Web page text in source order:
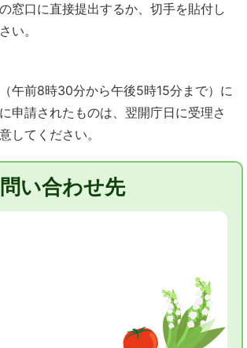
窓口に直接提出するか、切手を貼付し
い。
午前8時30分から午後5時15分まで）に
申請されたものは、翌開庁日に受理さ
してください。
い合わせ先